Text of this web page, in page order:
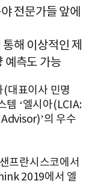
전문가들 앞에
해 이상적인 제
예측도 가능
대표이사 민명
템 ‘엘시아(LCIA:
의 우수
프란시스코에서
2019에서 엘